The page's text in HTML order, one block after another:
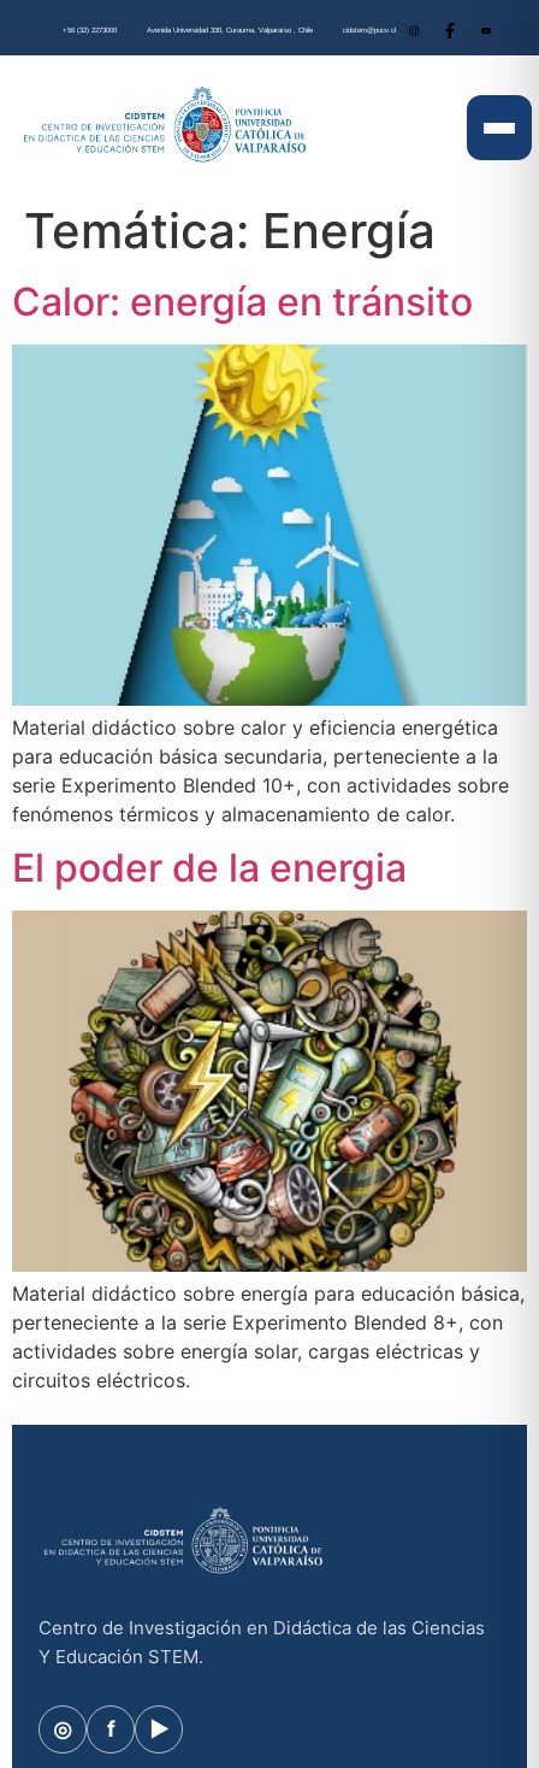
+56 (32) 2273000 Avenida Universidad 330, Curauma, Valparaíso , Chile cidstem@pucv.cl
Temática: Energía
Calor: energía en tránsito
Material didáctico sobre calor y eficiencia energética
para educación básica secundaria, perteneciente a la
serie Experimento Blended 10+, con actividades sobre
fenómenos térmicos y almacenamiento de calor.
El poder de la energia
Material didáctico sobre energía para educación básica,
perteneciente a la serie Experimento Blended 8+, con
actividades sobre energía solar, cargas eléctricas y
circuitos eléctricos.
Centro de Investigación en Didáctica de las Ciencias
Y Educación STEM.
◎ f ▶